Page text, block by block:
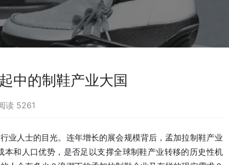
中的制鞋产业大国
读 5261
业人士的目光。连年增长的展会规模背后，孟加拉制鞋产业
和人口优势，是否足以支撑全球制鞋产业转移的历史性机